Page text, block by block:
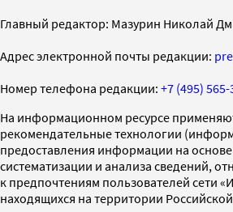
Главный редактор: Мазурин Николай
Адрес электронной почты редакции:
Номер телефона редакции: +7 (495)
На информационном ресурсе
рекомендательные технологии
предоставления информации на
систематизации и анализа сведений,
к предпочтениям пользователей сети
находящихся на территории